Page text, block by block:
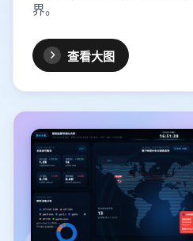
界。
查看大图